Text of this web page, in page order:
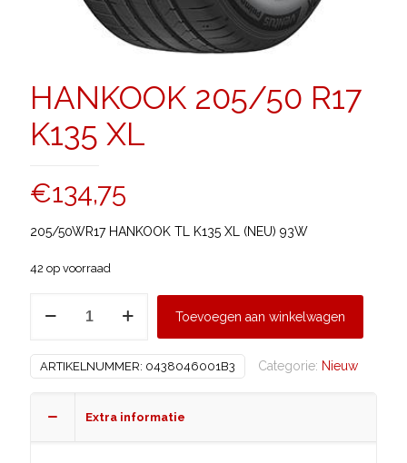
HANKOOK 205/50 R17
K135 XL
€134,75
205/50WR17 HANKOOK TL K135 XL (NEU) 93W
42 op voorraad
K135
aantal
Toevoegen aan winkelwagen
ARTIKELNUMMER: 0438046001B3 Categorie: Nieuw
Extra informatie